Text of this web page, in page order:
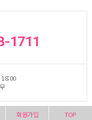
1711
18:00
회원가입 TOP